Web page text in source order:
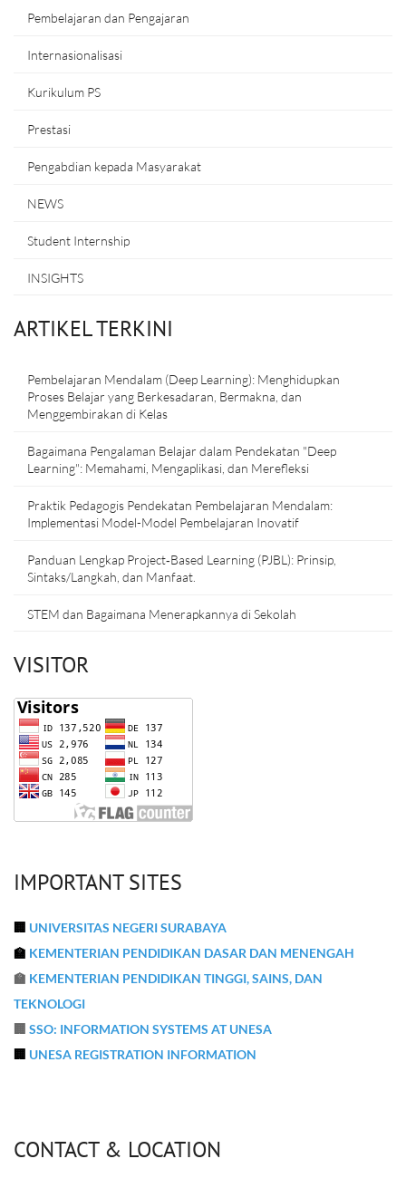
Pembelajaran dan Pengajaran
Internasionalisasi
Kurikulum PS
Prestasi
Pengabdian kepada Masyarakat
NEWS
Student Internship
INSIGHTS
ARTIKEL TERKINI
Pembelajaran Mendalam (Deep Learning): Menghidupkan
Proses Belajar yang Berkesadaran, Bermakna, dan
Menggembirakan di Kelas
Bagaimana Pengalaman Belajar dalam Pendekatan "Deep
Learning": Memahami, Mengaplikasi, dan Merefleksi
Praktik Pedagogis Pendekatan Pembelajaran Mendalam:
Implementasi Model-Model Pembelajaran Inovatif
Panduan Lengkap Project‑Based Learning (PJBL): Prinsip,
Sintaks/Langkah, dan Manfaat.
STEM dan Bagaimana Menerapkannya di Sekolah
VISITOR
IMPORTANT SITES
🏢 UNIVERSITAS NEGERI SURABAYA
🏫 KEMENTERIAN PENDIDIKAN DASAR DAN MENENGAH
🏫 KEMENTERIAN PENDIDIKAN TINGGI, SAINS, DAN
TEKNOLOGI
SSO: INFORMATION SYSTEMS AT UNESA
🏢 UNESA REGISTRATION INFORMATION
CONTACT & LOCATION